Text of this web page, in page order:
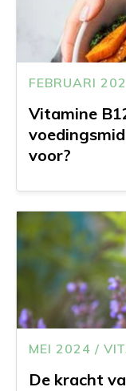
FEBRUARI
Vitamine
voor?
MEI 2024 /
De kracht